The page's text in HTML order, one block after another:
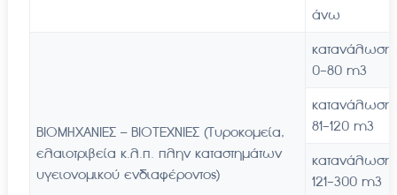
άνω
ΒΙΟΜΗΧΑΝΙΕΣ – ΒΙΟΤΕΧΝΙΕΣ (Τυροκομεία,
ελαιοτριβεία κ.λ.π. πλην καταστημάτων
υγειονομικού ενδιαφέροντος)
κατανάλωση
0-80 m3
κατανάλωση
81-120 m3
κατανάλωση
121-300 m3